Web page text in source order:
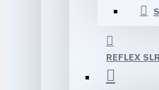
REFLEX